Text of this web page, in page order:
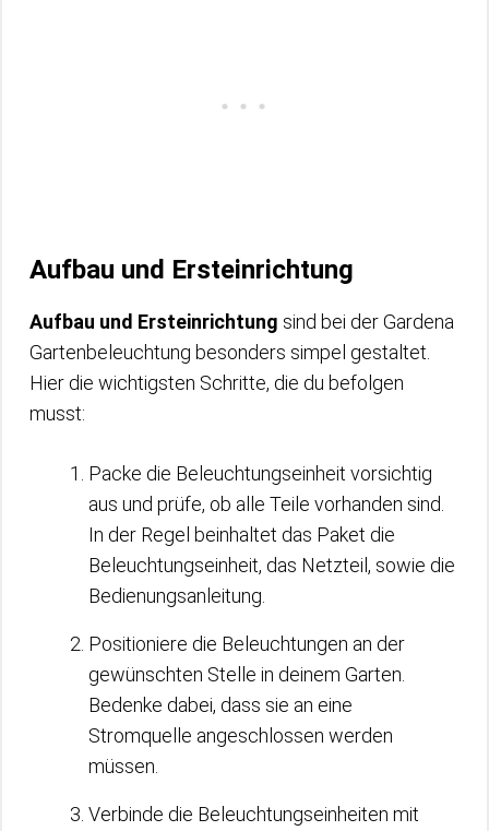
Aufbau und Ersteinrichtung
Aufbau und Ersteinrichtung sind bei der Gardena
Gartenbeleuchtung besonders simpel gestaltet.
Hier die wichtigsten Schritte, die du befolgen
musst:
Packe die Beleuchtungseinheit vorsichtig
aus und prüfe, ob alle Teile vorhanden sind.
In der Regel beinhaltet das Paket die
Beleuchtungseinheit, das Netzteil, sowie die
Bedienungsanleitung.
Positioniere die Beleuchtungen an der
gewünschten Stelle in deinem Garten.
Bedenke dabei, dass sie an eine
Stromquelle angeschlossen werden
müssen.
Verbinde die Beleuchtungseinheiten mit